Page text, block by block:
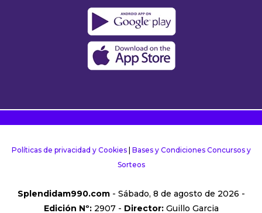
Políticas de privacidad y Cookies| Bases y Condiciones Concursos y
Sorteos
Splendidam990.com- Sábado, 8 de agosto de 2026 -
Edición Nº:2907 - Director:Guillo Garcia